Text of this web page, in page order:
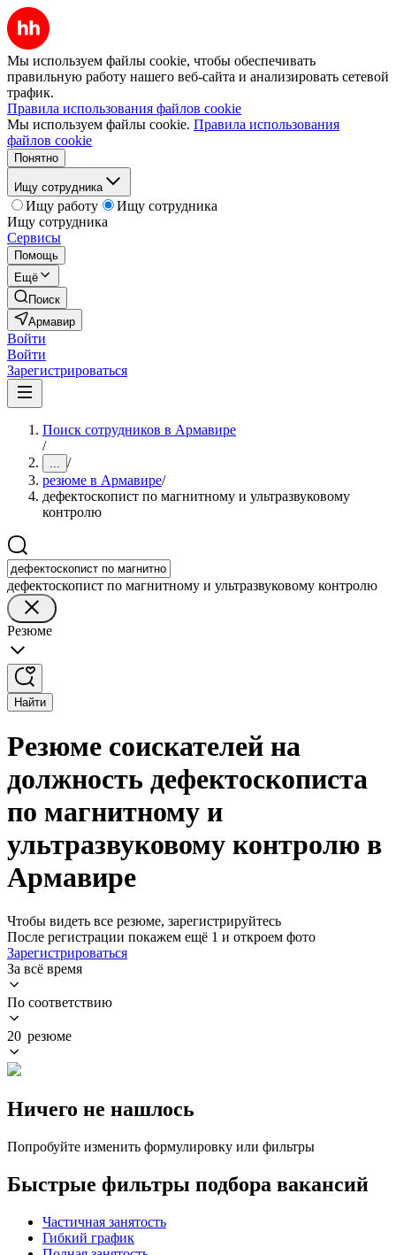
Мы используем файлы cookie, чтобы обеспечивать
правильную работу нашего веб-сайта и анализировать сетевой
трафик.
Правила использования файлов cookie
Мы используем файлы cookie. Правила использования
файлов cookie
Понятно
Ищу сотрудника
Ищу работу
Ищу сотрудника
Ищу сотрудника
Сервисы
Помощь
Ещё
Поиск
Армавир
Войти
Войти
Зарегистрироваться
Поиск сотрудников в Армавире
/
... /
резюме в Армавире/
дефектоскопист по магнитному и ультразвуковому
контролю
дефектоскопист по магнитному и ультразвуковому контролю
Резюме
Найти
Резюме соискателей на
должность дефектоскописта
по магнитному и
ультразвуковому контролю в
Армавире
Чтобы видеть все резюме, зарегистрируйтесь
После регистрации покажем ещё 1 и откроем фото
Зарегистрироваться
За всё время
По соответствию
20 резюме
Ничего не нашлось
Попробуйте изменить формулировку или фильтры
Быстрые фильтры подбора вакансий
Частичная занятость
Гибкий график